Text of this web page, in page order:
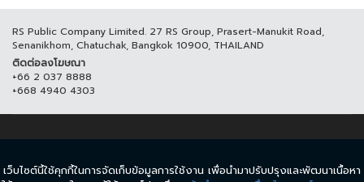
RS Public Company Limited. 27 RS Group, Prasert-Manukit Road,
Senanikhom, Chatuchak, Bangkok 10900, THAILAND
ติดต่อลงโฆษณา
+66 2 037 8888
+668 4940 4303
© COPYRIGHT 2017 THAICH8.COM, ALL RIGHT RESERVED.
ข้อกำหนดและเงื่อนไข นโยบายความเป็นส่วนตัว
เว็บไซต์นี้ใช้คุกกี้ในการจัดเก็บข้อมูลการใช้งาน เพื่อนำมาปรับปรุงและพัฒนาเนื้อหา